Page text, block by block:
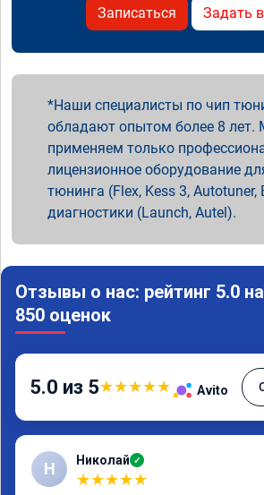
Записаться Задать
Наши специалисты по чип
обладают опытом более 8 лет.
применяем только
лицензионное оборудование
тюнинга (Flex, Kess 3, Autotuner,
диагностики (Launch, Autel).
Отзывы о нас: рейтинг 5.0
850 оценок
5.0 из 5★★★★★ Avito
Н Николай ✓
★★★★★